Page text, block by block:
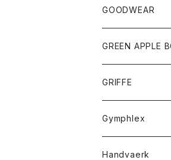
チーフ
シャツ
タンクトップ
ボトム
ショートパンツ
スカート
レディース
スカート
Tシャツ
Tシャツ
グッズ
手袋
GOODWEAR
トップス
Tシャツ
GREEN APPLE
GRIFFE
Gymphlex
アウター
Handvaerk